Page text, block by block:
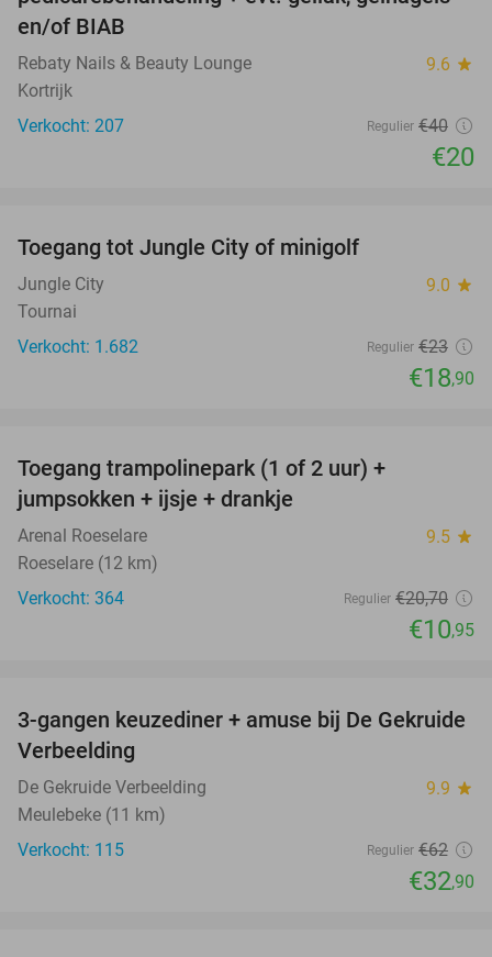
en/of BIAB
Rebaty Nails & Beauty Lounge 9.6 star
Kortrijk
Verkocht: 207
Regulier €40
€20
Toegang tot Jungle City of minigolf
Jungle City 9.0 star
Tournai
Verkocht: 1.682
Regulier €23
€18,90
Toegang trampolinepark (1 of 2 uur) +
jumpsokken + ijsje + drankje
Arenal Roeselare 9.5 star
Roeselare (12 km)
Verkocht: 364
Regulier €20,70
€10,95
47%
3-gangen keuzediner + amuse bij De Gekruide
Verbeelding
De Gekruide Verbeelding 9.9 star
Meulebeke (11 km)
Verkocht: 115
Regulier €62
€32,90